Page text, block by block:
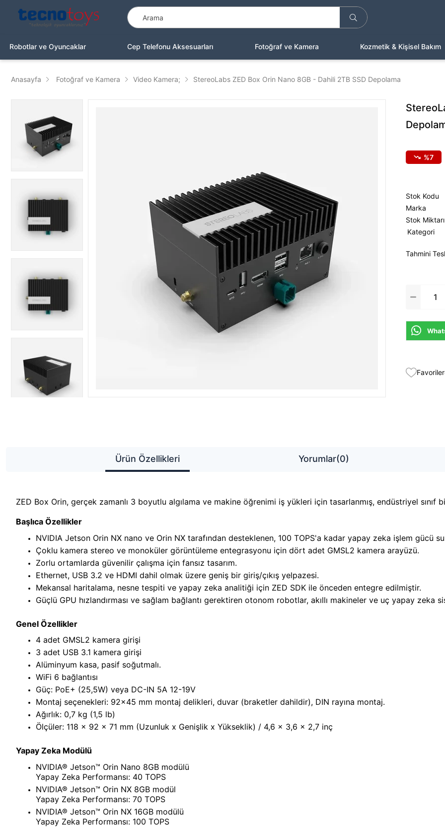
Robotlar ve Oyuncaklar Cep Telefonu Aksesuarları Fotoğraf ve Kamera Kozmetik & Kişisel Bakım
Anasayfa Fotoğraf ve Kamera Video Kamera; StereoLabs ZED Box Orin Nano 8GB - Dahili 2TB SSD Depolama
7
Stok Kodu
Marka
Stok Miktarı
Kategori
Tahmini
Ürün Özellikleri Yorumlar(0)
ZED Box Orin, gerçek zamanlı 3 boyutlu algılama ve makine öğrenimi iş yükleri için tasarlanmış, endüstriyel sınıf
Başlıca Özellikler
NVIDIA Jetson Orin NX nano ve Orin NX tarafından desteklenen, 100 TOPS'a kadar yapay zeka işlem gücü
Çoklu kamera stereo ve monoküler görüntüleme entegrasyonu için dört adet GMSL2 kamera arayüzü.
Zorlu ortamlarda güvenilir çalışma için fansız tasarım.
Ethernet, USB 3.2 ve HDMI dahil olmak üzere geniş bir giriş/çıkış yelpazesi.
Mekansal haritalama, nesne tespiti ve yapay zeka analitiği için ZED SDK ile önceden entegre edilmiştir.
Güçlü GPU hızlandırması ve sağlam bağlantı gerektiren otonom robotlar, akıllı makineler ve uç yapay zeka
Genel Özellikler
4 adet GMSL2 kamera girişi
3 adet USB 3.1 kamera girişi
Alüminyum kasa, pasif soğutmalı.
WiFi 6 bağlantısı
Güç: PoE+ (25,5W) veya DC-IN 5A 12-19V
Montaj seçenekleri: 92x45 mm montaj delikleri, duvar (braketler dahildir), DIN rayına montaj.
Ağırlık: 0,7 kg (1,5 lb)
Ölçüler: 118 x 92 x 71 mm (Uzunluk x Genişlik x Yükseklik) / 4,6 x 3,6 x 2,7 inç
Yapay Zeka Modülü
NVIDIA® Jetson™ Orin Nano 8GB modülü
Yapay Zeka Performansı: 40 TOPS
NVIDIA® Jetson™ Orin NX 8GB modül
Yapay Zeka Performansı: 70 TOPS
NVIDIA® Jetson™ Orin NX 16GB modülü
Yapay Zeka Performansı: 100 TOPS